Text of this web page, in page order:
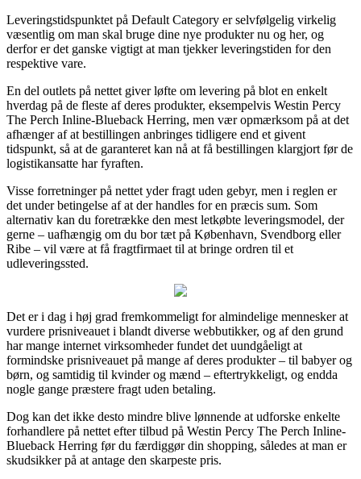
Leveringstidspunktet på Default Category er selvfølgelig virkelig
væsentlig om man skal bruge dine nye produkter nu og her, og
derfor er det ganske vigtigt at man tjekker leveringstiden for den
respektive vare.
En del outlets på nettet giver løfte om levering på blot en enkelt
hverdag på de fleste af deres produkter, eksempelvis Westin Percy
The Perch Inline-Blueback Herring, men vær opmærksom på at det
afhænger af at bestillingen anbringes tidligere end et givent
tidspunkt, så at de garanteret kan nå at få bestillingen klargjort før de
logistikansatte har fyraften.
Visse forretninger på nettet yder fragt uden gebyr, men i reglen er
det under betingelse af at der handles for en præcis sum. Som
alternativ kan du foretrække den mest letkøbte leveringsmodel, der
gerne – uafhængig om du bor tæt på København, Svendborg eller
Ribe – vil være at få fragtfirmaet til at bringe ordren til et
udleveringssted.
Det er i dag i høj grad fremkommeligt for almindelige mennesker at
vurdere prisniveauet i blandt diverse webbutikker, og af den grund
har mange internet virksomheder fundet det uundgåeligt at
formindske prisniveauet på mange af deres produkter – til babyer og
børn, og samtidig til kvinder og mænd – eftertrykkeligt, og endda
nogle gange præstere fragt uden betaling.
Dog kan det ikke desto mindre blive lønnende at udforske enkelte
forhandlere på nettet efter tilbud på Westin Percy The Perch Inline-
Blueback Herring før du færdiggør din shopping, således at man er
skudsikker på at antage den skarpeste pris.